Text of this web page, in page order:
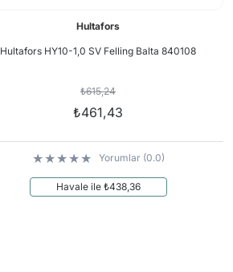
Hultafors
Hultafors HY10-1,0 SV Felling Balta 840108
₺615,24
₺461,43
Yorumlar (0.0)
Havale ile ₺438,36